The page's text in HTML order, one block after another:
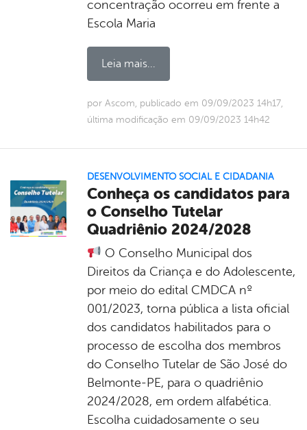
concentração ocorreu em frente a
Escola Maria
Leia mais...
por Ascom, publicado em 09/09/2023 14h17,
última modificação em 09/09/2023 14h42
DESENVOLVIMENTO SOCIAL E CIDADANIA
Conheça os candidatos para
o Conselho Tutelar
Quadriênio 2024/2028
O Conselho Municipal dos
Direitos da Criança e do Adolescente,
por meio do edital CMDCA nº
001/2023, torna pública a lista oficial
dos candidatos habilitados para o
processo de escolha dos membros
do Conselho Tutelar de São José do
Belmonte-PE, para o quadriênio
2024/2028, em ordem alfabética.
Escolha cuidadosamente o seu